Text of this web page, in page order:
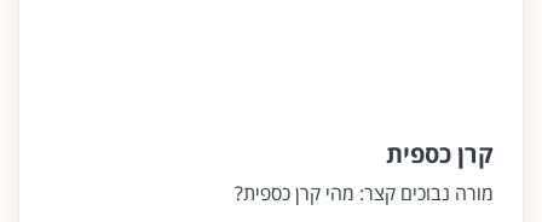
קרן כספית
מורה נבוכים קצר: מהי קרן כספית?